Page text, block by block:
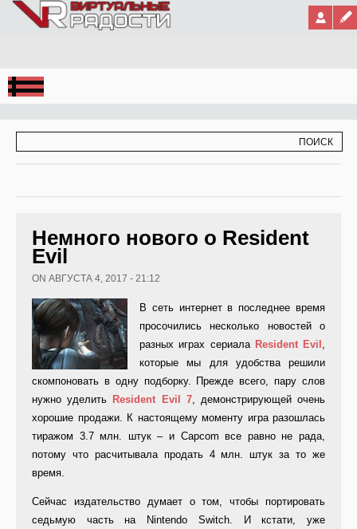
Jump to Navigation
Немного нового о Resident
Evil
ON АВГУСТА 4, 2017 - 21:12
В сеть интернет в последнее время
просочились несколько новостей о
разных играх сериала Resident Evil ,
которые мы для удобства решили
скомпоновать в одну подборку. Прежде всего, пару слов
нужно уделить Resident Evil 7, демонстрирующей очень
хорошие продажи. К настоящему моменту игра разошлась
тиражом 3.7 млн. штук – и Capcom все равно не рада,
потому что расчитывала продать 4 млн. штук за то же
время.
Сейчас издательство думает о том, чтобы портировать
седьмую часть на Nintendo Switch. И кстати, уже